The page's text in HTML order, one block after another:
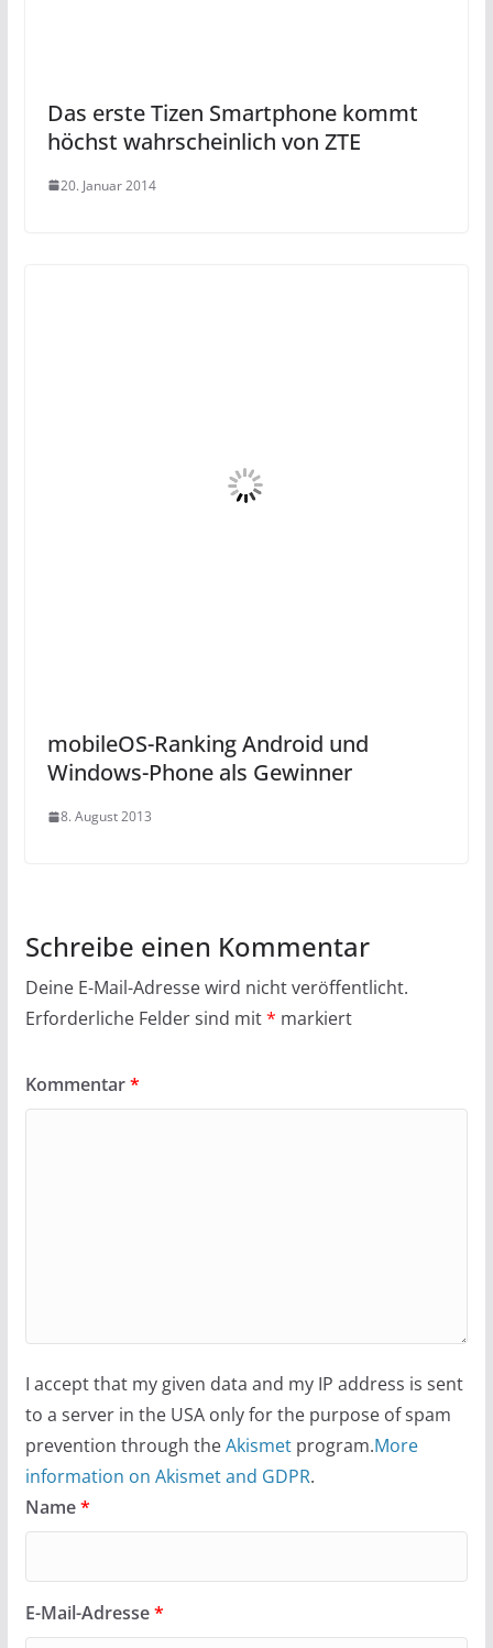
Das erste Tizen Smartphone kommt
höchst wahrscheinlich von ZTE
20. Januar 2014
mobileOS-Ranking Android und
Windows-Phone als Gewinner
8. August 2013
Schreibe einen Kommentar
Deine E-Mail-Adresse wird nicht veröffentlicht.
Erforderliche Felder sind mit* markiert
Kommentar*
I accept that my given data and my IP address is sent
to a server in the USA only for the purpose of spam
prevention through theAkismetprogram.More
information on Akismet and GDPR.
Name*
E-Mail-Adresse*